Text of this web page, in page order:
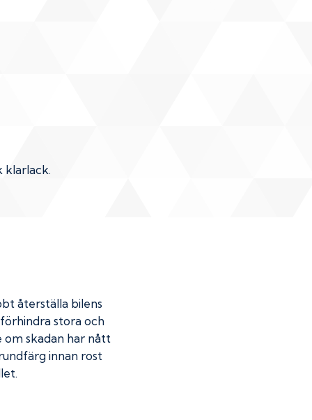
klarlack.
återställa bilens
stora och
skadan har nått
innan rost